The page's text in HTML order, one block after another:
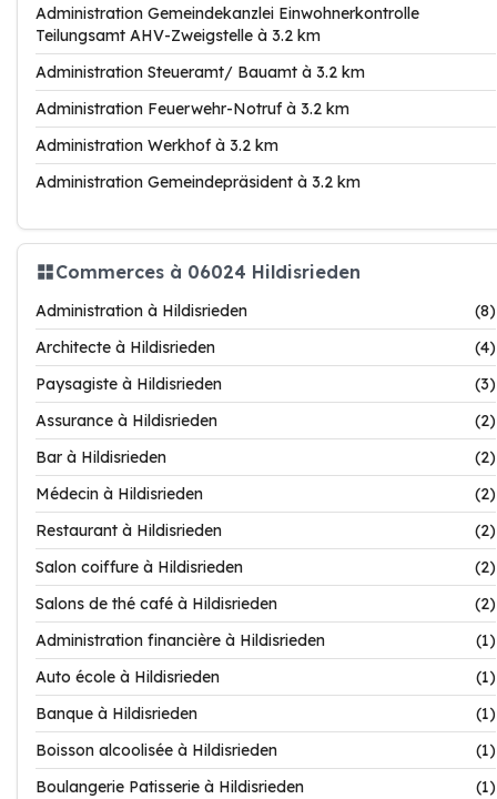
Administration Gemeindekanzlei Einwohnerkontrolle
Teilungsamt AHV-Zweigstelle à 3.2 km
Administration Steueramt/ Bauamt à 3.2 km
Administration Feuerwehr-Notruf à 3.2 km
Administration Werkhof à 3.2 km
Administration Gemeindepräsident à 3.2 km
Commerces à 06024 Hildisrieden
Administration à Hildisrieden
(8)
Architecte à Hildisrieden
(4)
Paysagiste à Hildisrieden
(3)
Assurance à Hildisrieden
(2)
Bar à Hildisrieden
(2)
Médecin à Hildisrieden
(2)
Restaurant à Hildisrieden
(2)
Salon coiffure à Hildisrieden
(2)
Salons de thé café à Hildisrieden
(2)
Administration financière à Hildisrieden
(1)
Auto école à Hildisrieden
(1)
Banque à Hildisrieden
(1)
Boisson alcoolisée à Hildisrieden
(1)
Boulangerie Patisserie à Hildisrieden
(1)